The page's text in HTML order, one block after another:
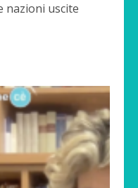
nazioni uscite